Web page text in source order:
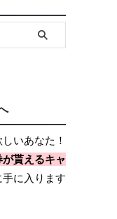
いあなた！
貰えるキャ
に入ります